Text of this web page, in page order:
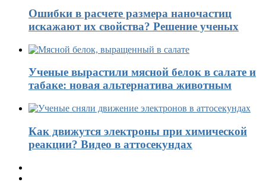
Ошибки в расчете размера наночастиц
искажают их свойства? Решение ученых
Ученые вырастили мясной белок в салате и
табаке: новая альтернатива животным
Как движутся электроны при химической
реакции? Видео в аттосекундах